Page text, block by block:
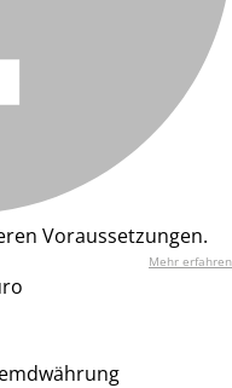
Voraussetzungen.
Mehr erfahren